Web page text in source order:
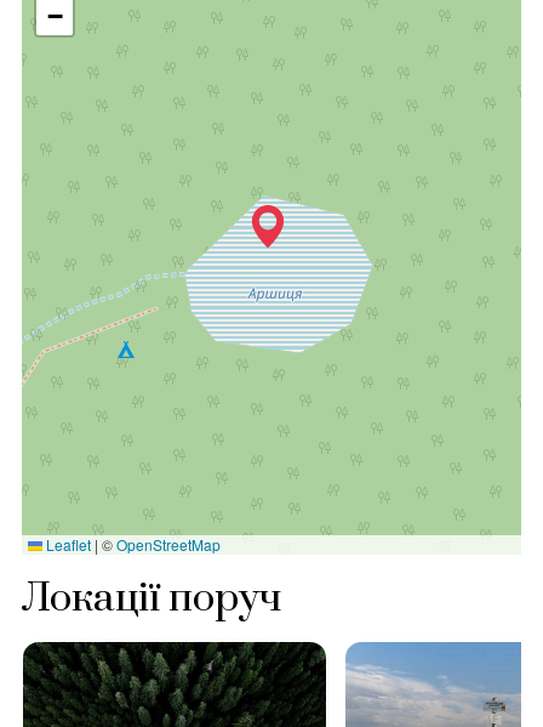
−
Leaflet | ©OpenStreetMap
Локації поруч